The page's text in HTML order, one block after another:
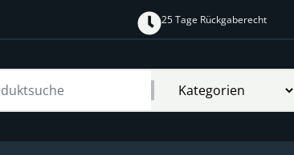
25 Tage Rückgaberecht